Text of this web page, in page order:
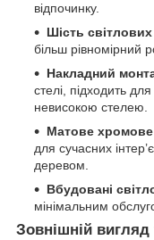
відпочинку.
Шість світлових
більш рівномірний
Накладний
стелі, підходить
невисокою стелею.
Матове хромове
для сучасних
деревом.
Вбудовані
мінімальним
Зовнішній вигляд